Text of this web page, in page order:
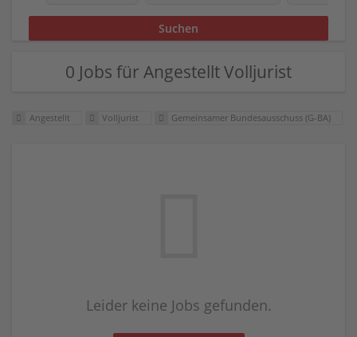
0 Jobs für Angestellt Volljurist
Angestellt Volljurist Gemeinsamer Bundesausschuss (G-BA)
Leider keine Jobs gefunden.